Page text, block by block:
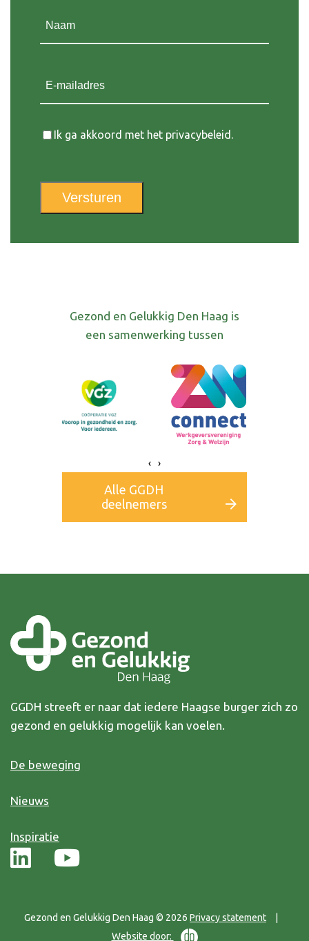
Instemming
Ik ga akkoord met het privacybeleid.
Versturen
Gezond en Gelukkig Den Haag is
een samenwerking tussen
‹ ›
Alle GGDH
deelnemers
GGDH streeft er naar dat iedere Haagse burger zich zo
gezond en gelukkig mogelijk kan voelen.
De beweging
Nieuws
Inspiratie
Gezond en Gelukkig Den Haag © 2026 Privacy statement
Website door: